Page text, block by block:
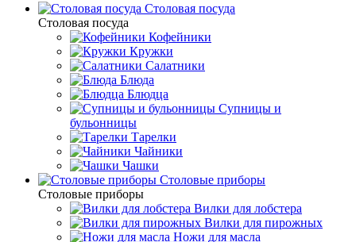
Столовая посуда
Столовая посуда
Кофейники
Кружки
Салатники
Блюда
Блюдца
Супницы и
бульонницы
Тарелки
Чайники
Чашки
Cтоловые приборы
Cтоловые приборы
Вилки для лобстера
Вилки для пирожных
Ножи для масла